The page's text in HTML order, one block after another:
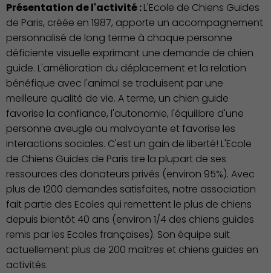
Économie Commerce
Emploi
Présentation de l'activité :L'Ecole de Chiens Guides
de Paris, créée en 1987, apporte un accompagnement
personnalisé de long terme à chaque personne
déficiente visuelle exprimant une demande de chien
guide. L'amélioration du déplacement et la relation
bénéfique avec l'animal se traduisent par une
meilleure qualité de vie. A terme, un chien guide
favorise la confiance, l'autonomie, l'équilibre d'une
personne aveugle ou malvoyante et favorise les
interactions sociales. C'est un gain de liberté! L'Ecole
de Chiens Guides de Paris tire la plupart de ses
ressources des donateurs privés (environ 95%). Avec
plus de 1200 demandes satisfaites, notre association
fait partie des Ecoles qui remettent le plus de chiens
depuis bientôt 40 ans (environ 1/4 des chiens guides
remis par les Ecoles françaises). Son équipe suit
actuellement plus de 200 maîtres et chiens guides en
activités.